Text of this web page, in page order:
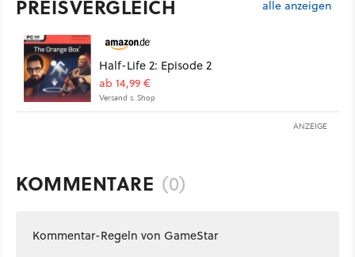
PREISVERGLEICH alle anzeigen
Half-Life 2: Episode 2
ab 14,99 €
Versand s. Shop
ANZEIGE
KOMMENTARE (0)
Kommentar-Regeln von GameStar